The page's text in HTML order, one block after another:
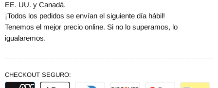
EE. UU. y Canadá.
¡Todos los pedidos se envían el siguiente día hábil!
Tenemos el mejor precio online. Si no lo superamos, lo
igualaremos.
CHECKOUT SEGURO: